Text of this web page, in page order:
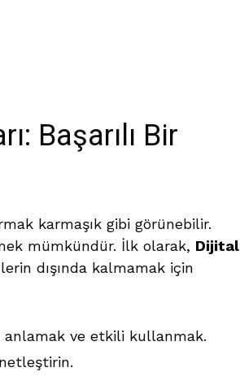
Başarılı Bir
karmaşık gibi görünebilir.
mümkündür. İlk olarak, Dijital
dışında kalmamak için
anlamak ve etkili kullanmak.